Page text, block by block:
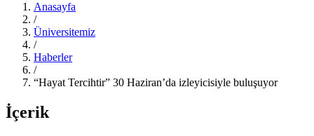
Anasayfa
/
Üniversitemiz
/
Haberler
/
“Hayat Tercihtir” 30 Haziran’da izleyicisiyle buluşuyor
İçerik